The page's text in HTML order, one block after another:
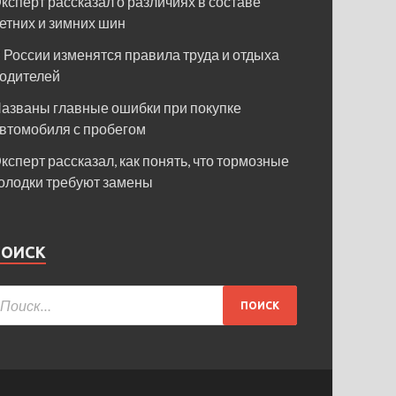
и зимних шин
России изменятся правила труда и отдыха
главные ошибки при покупке
с пробегом
рассказал, как понять, что тормозные
требуют замены